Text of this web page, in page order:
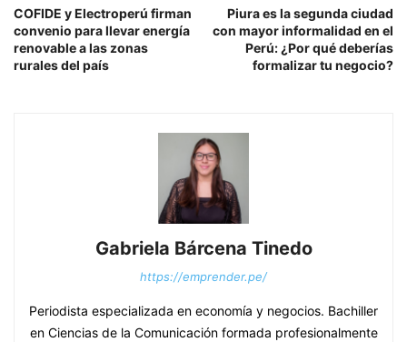
COFIDE y Electroperú firman
convenio para llevar energía
renovable a las zonas
rurales del país
Piura es la segunda ciudad
con mayor informalidad en el
Perú: ¿Por qué deberías
formalizar tu negocio?
Gabriela Bárcena Tinedo
https://emprender.pe/
Periodista especializada en economía y negocios. Bachiller
en Ciencias de la Comunicación formada profesionalmente